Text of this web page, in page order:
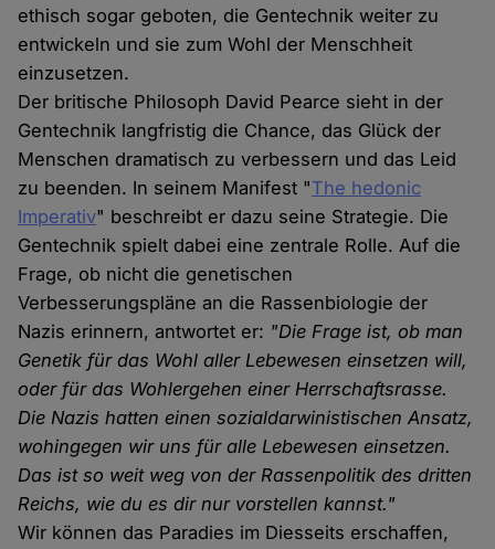
ethisch sogar geboten, die Gentechnik weiter zu
entwickeln und sie zum Wohl der Menschheit
einzusetzen.
Der britische Philosoph David Pearce sieht in der
Gentechnik langfristig die Chance, das Glück der
Menschen dramatisch zu verbessern und das Leid
zu beenden. In seinem Manifest "The hedonic
Imperativ" beschreibt er dazu seine Strategie. Die
Gentechnik spielt dabei eine zentrale Rolle. Auf die
Frage, ob nicht die genetischen
Verbesserungspläne an die Rassenbiologie der
Nazis erinnern, antwortet er: "Die Frage ist, ob man
Genetik für das Wohl aller Lebewesen einsetzen will,
oder für das Wohlergehen einer Herrschaftsrasse.
Die Nazis hatten einen sozialdarwinistischen Ansatz,
wohingegen wir uns für alle Lebewesen einsetzen.
Das ist so weit weg von der Rassenpolitik des dritten
Reichs, wie du es dir nur vorstellen kannst."
Wir können das Paradies im Diesseits erschaffen,